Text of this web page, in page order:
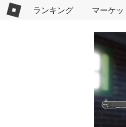
ランキング マーケ